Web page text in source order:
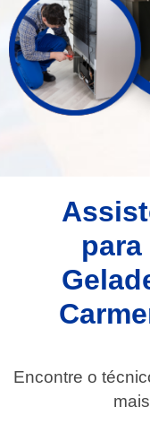
Encontre o